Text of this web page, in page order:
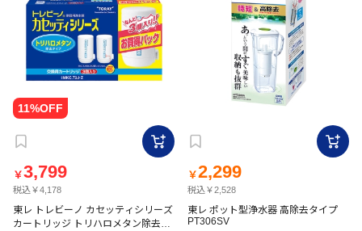
￥3,799
税込￥4,178
東レ トレビーノ カセッティシリーズ
カートリッジ トリハロメタン除去タ
￥2,299
税込￥2,528
東レ ポット型浄水器 高除去タイプ
PT306SV